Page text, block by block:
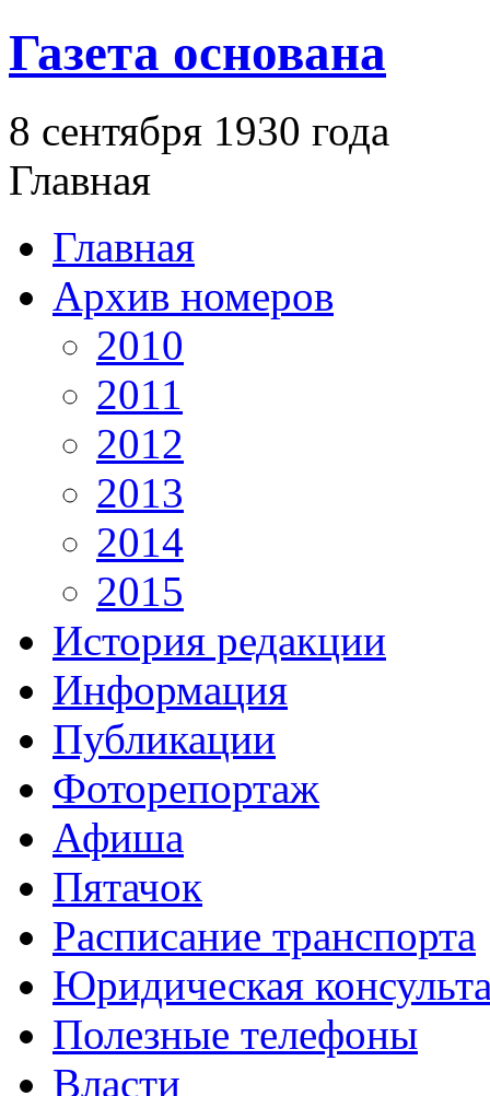
Газета основана
8 сентября 1930 года
Главная
Главная
Архив номеров
2010
2011
2012
2013
2014
2015
История редакции
Информация
Публикации
Фоторепортаж
Афиша
Пятачок
Расписание транспорта
Юридическая
Полезные телефоны
Власти